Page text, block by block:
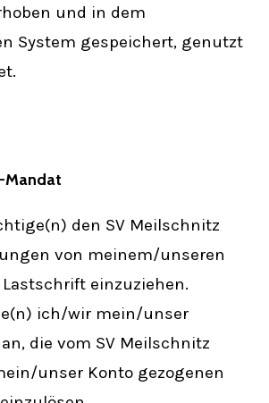
und in dem
System gespeichert, genutzt
Mandat
den SV Meilschnitz
von meinem/unseren
einzuziehen.
ich/wir mein/unser
die vom SV Meilschnitz
unser Konto gezogenen